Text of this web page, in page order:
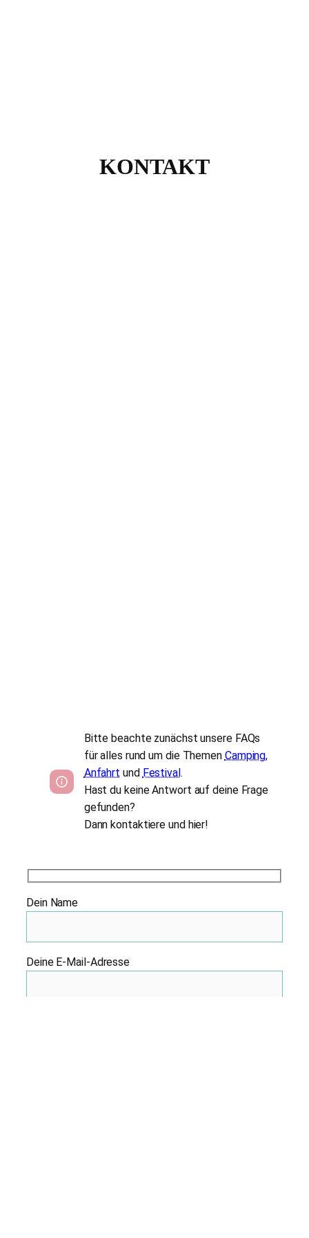
KONTAKT
Bitte beachte zunächst unsere FAQs
für alles rund um die Themen Camping,
Anfahrt und Festival .
Hast du keine Antwort auf deine Frage
gefunden?
Dann kontaktiere und hier!
Dein Name
Deine E-Mail-Adresse